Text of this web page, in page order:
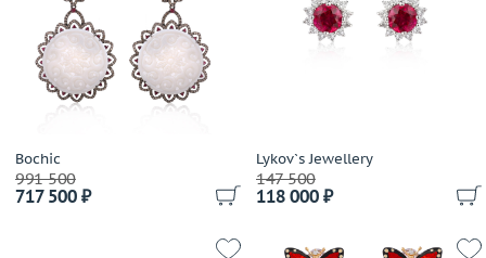
Bochic
991 500
717 500 ₽
Lykov`s Jewellery
147 500
118 000 ₽